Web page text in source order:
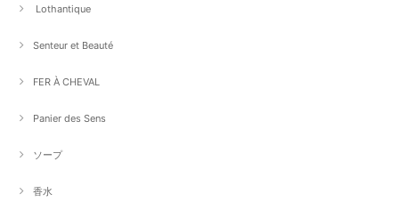
Lothantique
Senteur et Beauté
FER À CHEVAL
Panier des Sens
ソープ
香水